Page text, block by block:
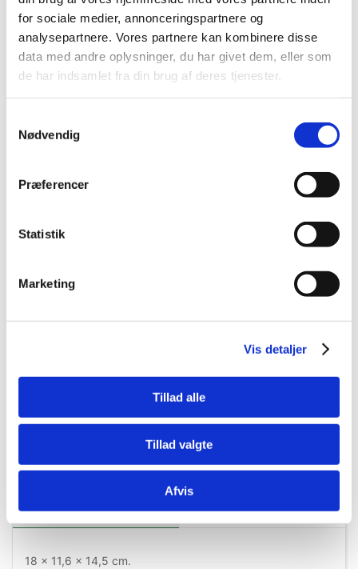
for sociale medier, annonceringspartnere og
analysepartnere. Vores partnere kan kombinere disse
data med andre oplysninger, du har givet dem, eller som
de har indsamlet fra din brug af deres tjenester.
Nødvendig
Præferencer
Statistik
Marketing
Vis detaljer
Tillad alle
Tillad valgte
Afvis
79560170
Terrarium 30x30x30cm
TERRARIUM 90x45x90
DKK 2.998,00
Køb nu
18 x 11,6 x 14,5 cm.